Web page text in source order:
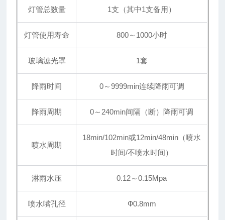
灯管总数量 1支（其中1支备用）
灯管使用寿命 800～1000小时
玻璃滤光罩 1套
降雨时间 0～9999min连续降雨可调
降雨周期 0～240min间隔（断）降雨可调
喷水周期
18min/102min或12min/48min（喷水
时间/不喷水时间）
淋雨水压 0.12～0.15Mpa
喷水嘴孔径 Ф0.8mm